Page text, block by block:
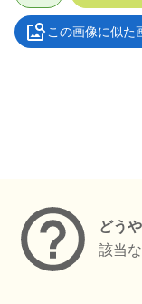
この画像に似た
どう
該当